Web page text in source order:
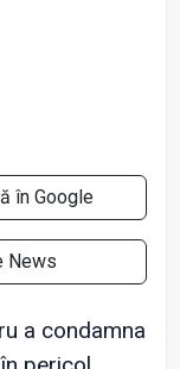
și
în Google
News
a condamna